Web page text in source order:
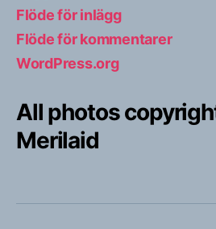
Flöde för inlägg
Flöde för kommentarer
WordPress.org
All photos
Merilaid